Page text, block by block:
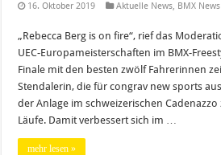
16. Oktober 2019 Aktuelle News, BMX News
„Rebecca Berg is on fire“, rief das
UEC-Europameisterschaften im BMX-
Finale mit den besten zwölf Fahrerinnen
Stendalerin, die für congrav new sports
der Anlage im schweizerischen
Läufe. Damit verbessert sich im …
mehr lesen »